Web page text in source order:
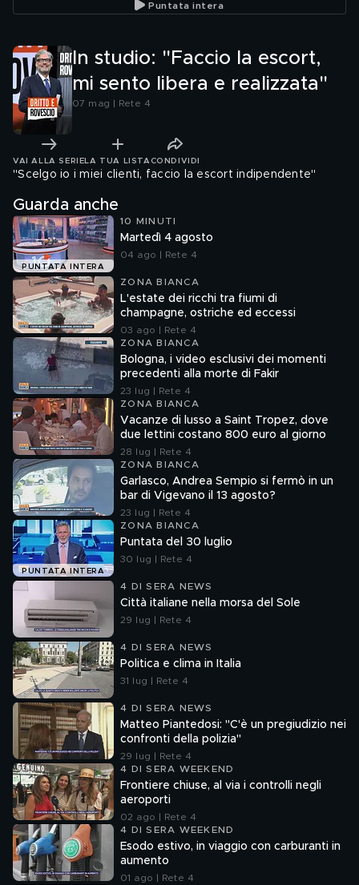
Puntata intera
In studio: "Faccio la escort,
mi sento libera e realizzata"
07 mag | Rete 4
VAI ALLA SERIE LA TUA LISTA CONDIVIDI
"Scelgo io i miei clienti, faccio la escort indipendente"
Guarda anche
PUNTATA INTERA
10 MINUTI
Martedì 4 agosto
04 ago | Rete 4
ZONA BIANCA
L'estate dei ricchi tra fiumi di
champagne, ostriche ed eccessi
03 ago | Rete 4
ZONA BIANCA
Bologna, i video esclusivi dei momenti
precedenti alla morte di Fakir
23 lug | Rete 4
ZONA BIANCA
Vacanze di lusso a Saint Tropez, dove
due lettini costano 800 euro al giorno
28 lug | Rete 4
ZONA BIANCA
Garlasco, Andrea Sempio si fermò in un
bar di Vigevano il 13 agosto?
23 lug | Rete 4
PUNTATA INTERA
ZONA BIANCA
Puntata del 30 luglio
30 lug | Rete 4
4 DI SERA NEWS
Città italiane nella morsa del Sole
29 lug | Rete 4
4 DI SERA NEWS
Politica e clima in Italia
31 lug | Rete 4
4 DI SERA NEWS
Matteo Piantedosi: "C'è un pregiudizio nei
confronti della polizia"
29 lug | Rete 4
4 DI SERA WEEKEND
Frontiere chiuse, al via i controlli negli
aeroporti
02 ago | Rete 4
4 DI SERA WEEKEND
Esodo estivo, in viaggio con carburanti in
aumento
01 ago | Rete 4